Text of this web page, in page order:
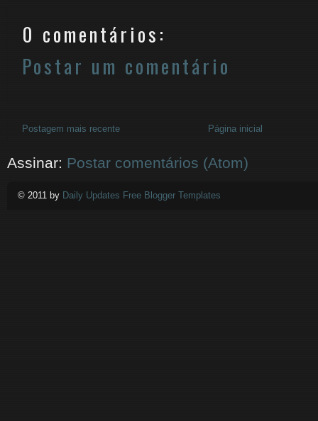
0 comentários:
Postar um comentário
Postagem mais recente Página inicial
Assinar: Postar comentários (Atom)
© 2011 by Daily Updates Free Blogger Templates